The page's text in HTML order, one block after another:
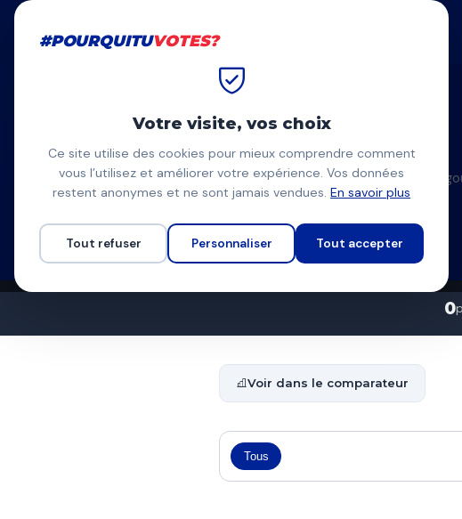
#POURQUITU
VY
Vincent You
ANGOULEME VOUS AIME —
Programme à venir
0
Voir dans le comparateur
Tous
#POURQUITUVOTES?
Votre visite, vos choix
Ce site utilise des cookies pour mieux comprendre comment
vous l’utilisez et améliorer votre expérience. Vos données
restent anonymes et ne sont jamais vendues. En savoir plus
Tout refuser Personnaliser Tout accepter